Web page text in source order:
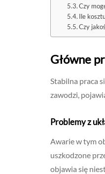
Czy
Ile
Czy
Główne
Stabilna praca
zawodzi,
Problemy z
Awarie w tym
uszkodzone
objawia się